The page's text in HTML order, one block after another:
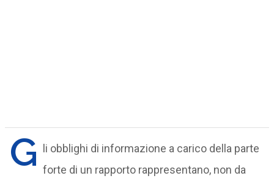
G
li obblighi di informazione a carico della parte
forte di un rapporto rappresentano, non da